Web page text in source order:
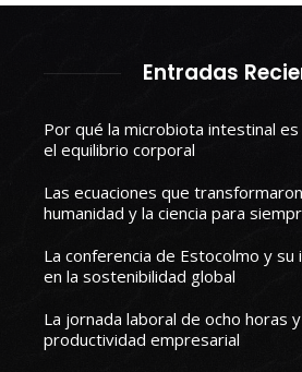
Entradas
Por qué la microbiota intestinal
el equilibrio corporal
Las ecuaciones que
humanidad y la ciencia para
La conferencia de Estocolmo y
en la sostenibilidad global
La jornada laboral de ocho horas
productividad empresarial